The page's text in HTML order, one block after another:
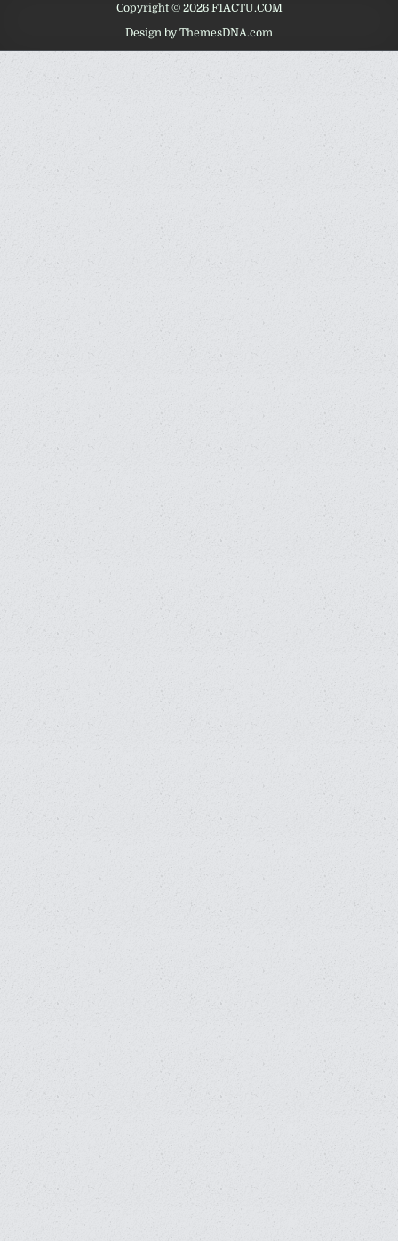
Copyright © 2026 F1ACTU.COM
Design by ThemesDNA.com